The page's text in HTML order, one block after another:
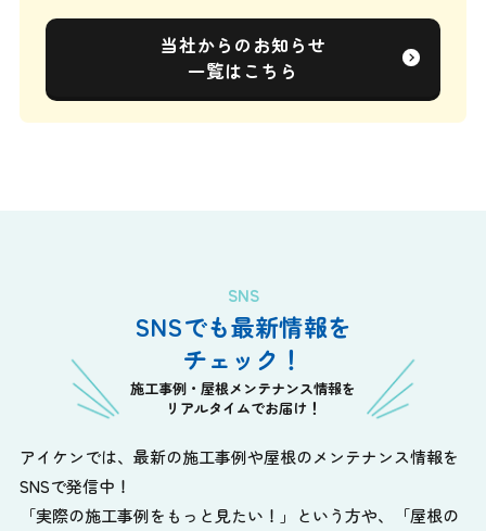
当社からのお知らせ
一覧はこちら
SNS
SNSでも最新情報を
チェック！
施工事例・屋根メンテナンス情報を
リアルタイムでお届け！
アイケンでは、最新の施工事例や屋根のメンテナンス情報を
SNSで発信中！
「実際の施工事例をもっと見たい！」という方や、
「屋根の